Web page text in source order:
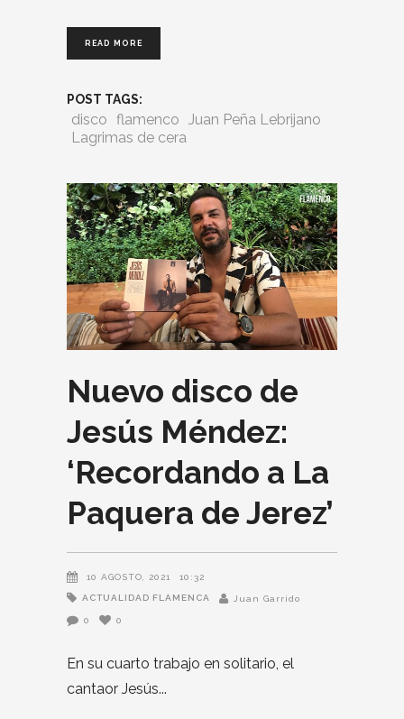
READ MORE
POST TAGS:
disco flamenco Juan Peña Lebrijano
Lagrimas de cera
Nuevo disco de
Jesús Méndez:
‘Recordando a La
Paquera de Jerez’
10 AGOSTO, 2021 10:32
ACTUALIDAD FLAMENCA Juan Garrido
0 0
En su cuarto trabajo en solitario, el
cantaor Jesús